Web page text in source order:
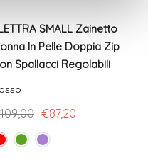
SMALL Zainetto
In Pelle Doppia Zip
Spallacci Regolabili
€87,20